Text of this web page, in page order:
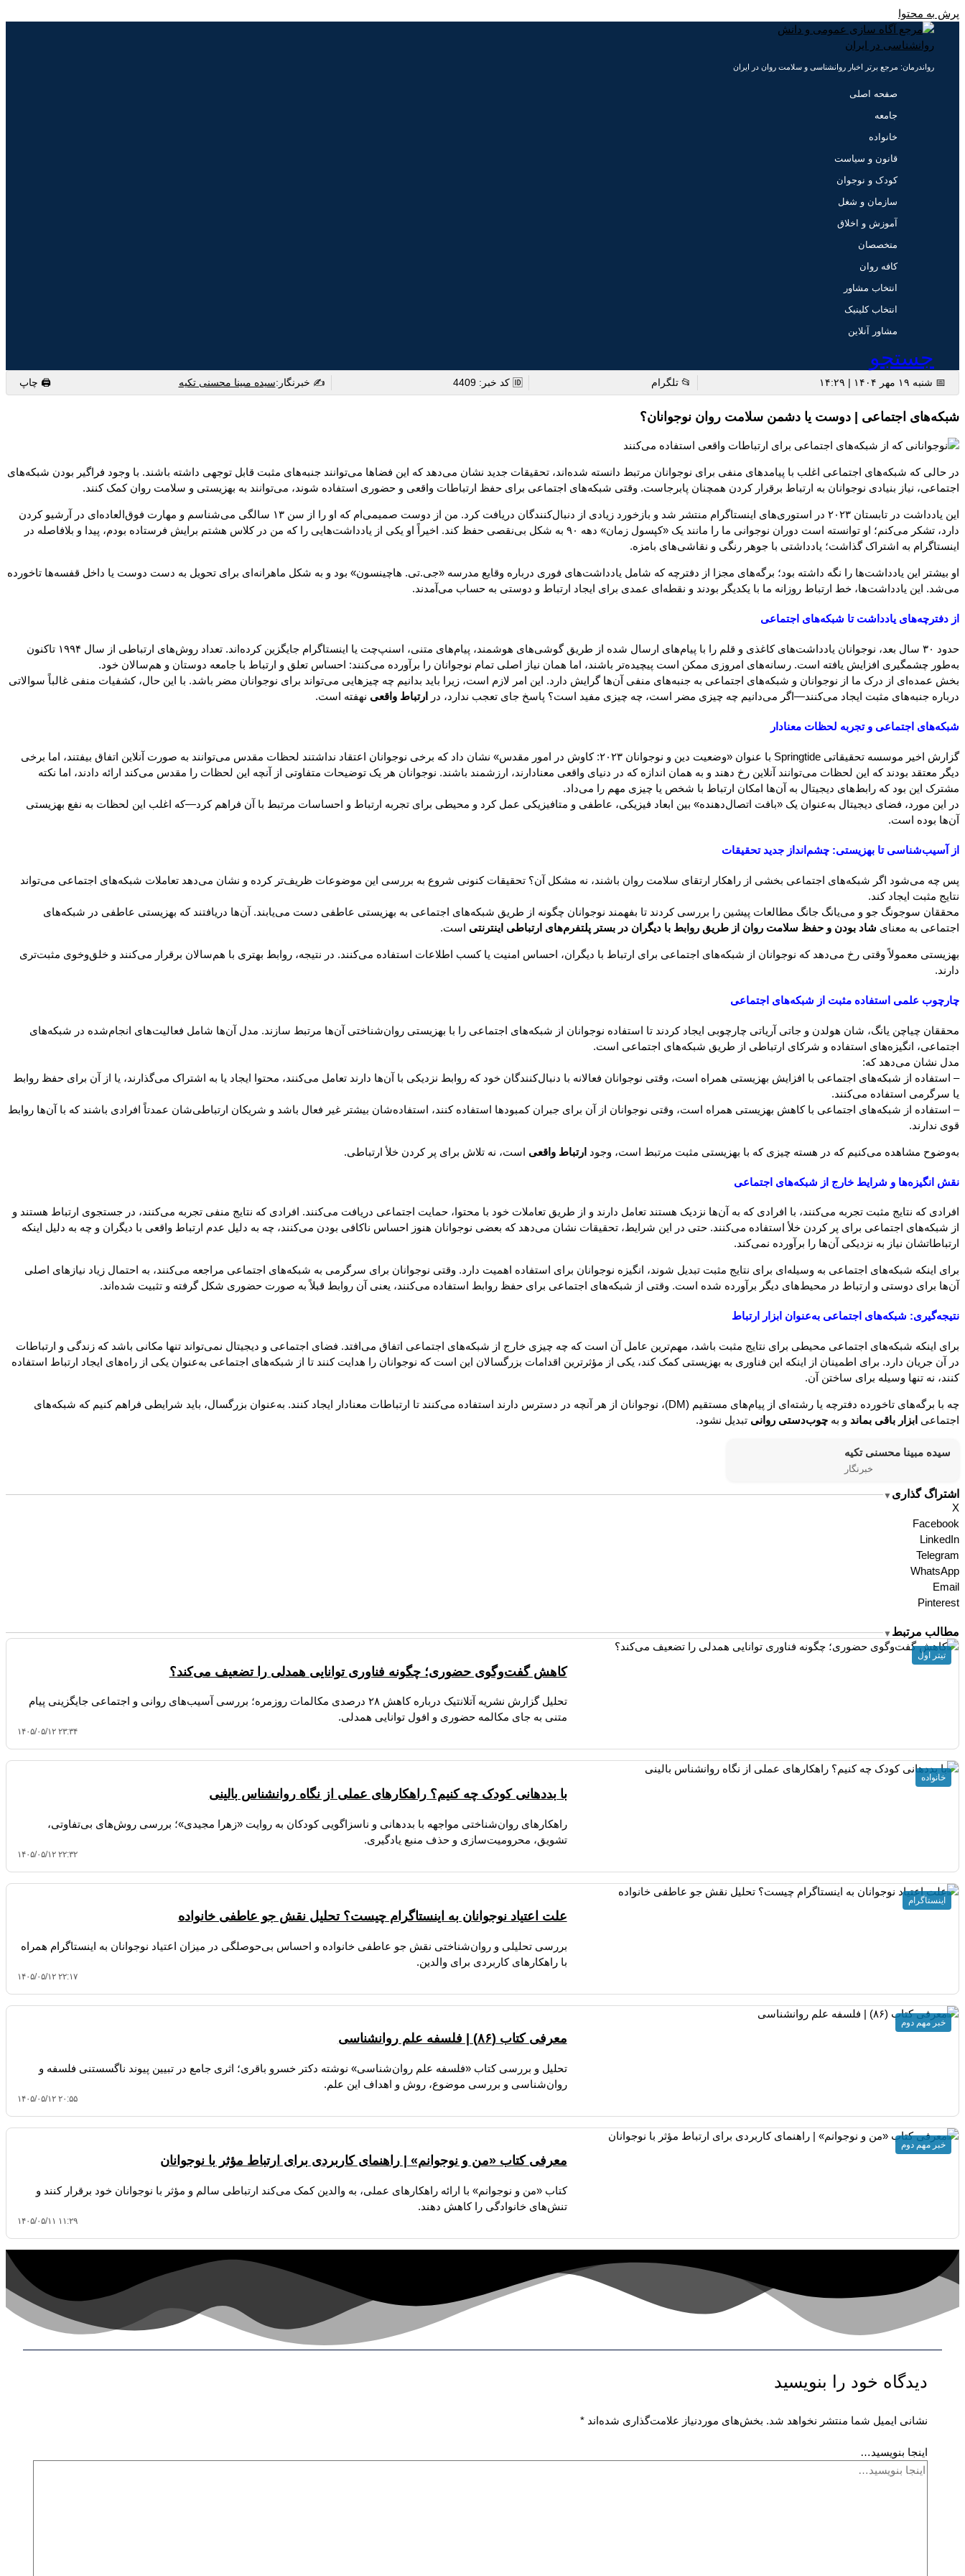
پرش به محتوا
رواندرمان: مرجع برتر اخبار روانشناسی و سلامت روان در ایران
صفحه اصلی
جامعه
خانواده
قانون و سیاست
کودک و نوجوان
سازمان و شغل
آموزش و اخلاق
متخصصان
کافه روان
انتخاب مشاور
انتخاب کلینیک
مشاور آنلاین
جستجو
📅 شنبه ۱۹ مهر ۱۴۰۴ | ۱۴:۲۹ 📂 تلگرام 🆔 کد خبر: 4409 ✍️ خبرنگار:سیده مبینا محسنی تکیه 🖨 چاپ
شبکه‌های اجتماعی | دوست یا دشمن سلامت روان نوجوانان؟
در حالی که شبکه‌های اجتماعی اغلب با پیامدهای منفی برای نوجوانان مرتبط دانسته شده‌اند، تحقیقات جدید نشان می‌دهد که این فضاها می‌توانند جنبه‌های مثبت قابل توجهی داشته باشند. با وجود فراگیر بودن شبکه‌های
اجتماعی، نیاز بنیادی نوجوانان به ارتباط برقرار کردن همچنان پابرجاست. وقتی شبکه‌های اجتماعی برای حفظ ارتباطات واقعی و حضوری استفاده شوند، می‌توانند به بهزیستی و سلامت روان کمک کنند.
این یادداشت در تابستان ۲۰۲۳ در استوری‌های اینستاگرام منتشر شد و بازخورد زیادی از دنبال‌کنندگان دریافت کرد. من از دوست صمیمی‌ام که او را از سن ۱۳ سالگی می‌شناسم و مهارت فوق‌العاده‌ای در آرشیو کردن
دارد، تشکر می‌کنم؛ او توانسته است دوران نوجوانی ما را مانند یک «کپسول زمان» دهه ۹۰ به شکل بی‌نقصی حفظ کند. اخیراً او یکی از یادداشت‌هایی را که من در کلاس هشتم برایش فرستاده بودم، پیدا و بلافاصله در
اینستاگرام به اشتراک گذاشت؛ یادداشتی با جوهر رنگی و نقاشی‌های بامزه.
او بیشتر این یادداشت‌ها را نگه داشته بود؛ برگه‌های مجزا از دفترچه که شامل یادداشت‌های فوری درباره وقایع مدرسه «جی.تی. هاچینسون» بود و به شکل ماهرانه‌ای برای تحویل به دست دوست یا داخل قفسه‌ها تاخورده
می‌شد. این یادداشت‌ها، خط ارتباط روزانه ما با یکدیگر بودند و نقطه‌ای عمدی برای ایجاد ارتباط و دوستی به حساب می‌آمدند.
از دفترچه‌های یادداشت تا شبکه‌های اجتماعی
حدود ۳۰ سال بعد، نوجوانان یادداشت‌های کاغذی و قلم را با پیام‌های ارسال شده از طریق گوشی‌های هوشمند، پیام‌های متنی، اسنپ‌چت یا اینستاگرام جایگزین کرده‌اند. تعداد روش‌های ارتباطی از سال ۱۹۹۴ تاکنون
به‌طور چشمگیری افزایش یافته است. رسانه‌های امروزی ممکن است پیچیده‌تر باشند، اما همان نیاز اصلی تمام نوجوانان را برآورده می‌کنند: احساس تعلق و ارتباط با جامعه دوستان و هم‌سالان خود.
بخش عمده‌ای از درک ما از نوجوانان و شبکه‌های اجتماعی به جنبه‌های منفی آن‌ها گرایش دارد. این امر لازم است، زیرا باید بدانیم چه چیزهایی می‌تواند برای نوجوانان مضر باشد. با این حال، کشفیات منفی غالباً سوالاتی
درباره جنبه‌های مثبت ایجاد می‌کنند—اگر می‌دانیم چه چیزی مضر است، چه چیزی مفید است؟ پاسخ جای تعجب ندارد، در
ارتباط واقعی نهفته است.
شبکه‌های اجتماعی و تجربه لحظات معنادار
گزارش اخیر موسسه تحقیقاتی Springtide با عنوان «وضعیت دین و نوجوانان ۲۰۲۳: کاوش در امور مقدس» نشان داد که برخی نوجوانان اعتقاد نداشتند لحظات مقدس می‌توانند به صورت آنلاین اتفاق بیفتند، اما برخی
دیگر معتقد بودند که این لحظات می‌توانند آنلاین رخ دهند و به همان اندازه که در دنیای واقعی معنادارند، ارزشمند باشند. نوجوانان هر یک توضیحات متفاوتی از آنچه این لحظات را مقدس می‌کند ارائه دادند، اما نکته
مشترک این بود که رابط‌های دیجیتال به آن‌ها امکان ارتباط با شخص یا چیزی مهم را می‌داد.
در این مورد، فضای دیجیتال به‌عنوان یک «بافت اتصال‌دهنده» بین ابعاد فیزیکی، عاطفی و متافیزیکی عمل کرد و محیطی برای تجربه ارتباط و احساسات مرتبط با آن فراهم کرد—که اغلب این لحظات به نفع بهزیستی
آن‌ها بوده است.
از آسیب‌شناسی تا بهزیستی: چشم‌انداز جدید تحقیقات
پس چه می‌شود اگر شبکه‌های اجتماعی بخشی از راهکار ارتقای سلامت روان باشند، نه مشکل آن؟ تحقیقات کنونی شروع به بررسی این موضوعات ظریف‌تر کرده و نشان می‌دهد تعاملات شبکه‌های اجتماعی می‌تواند
نتایج مثبت ایجاد کند.
محققان سوجونگ جو و می‌یانگ جانگ مطالعات پیشین را بررسی کردند تا بفهمند نوجوانان چگونه از طریق شبکه‌های اجتماعی به بهزیستی عاطفی دست می‌یابند. آن‌ها دریافتند که بهزیستی عاطفی در شبکه‌های
اجتماعی به معنای شاد بودن و حفظ سلامت روان از طریق روابط با دیگران در بستر پلتفرم‌های ارتباطی اینترنتی است.
بهزیستی معمولاً وقتی رخ می‌دهد که نوجوانان از شبکه‌های اجتماعی برای ارتباط با دیگران، احساس امنیت یا کسب اطلاعات استفاده می‌کنند. در نتیجه، روابط بهتری با هم‌سالان برقرار می‌کنند و خلق‌وخوی مثبت‌تری
دارند.
چارچوب علمی استفاده مثبت از شبکه‌های اجتماعی
محققان چیاچن یانگ، شان هولدن و جاتی آریاتی چارچوبی ایجاد کردند تا استفاده نوجوانان از شبکه‌های اجتماعی را با بهزیستی روان‌شناختی آن‌ها مرتبط سازند. مدل آن‌ها شامل فعالیت‌های انجام‌شده در شبکه‌های
اجتماعی، انگیزه‌های استفاده و شرکای ارتباطی از طریق شبکه‌های اجتماعی است.
مدل نشان می‌دهد که:
– استفاده از شبکه‌های اجتماعی با افزایش بهزیستی همراه است، وقتی نوجوانان فعالانه با دنبال‌کنندگان خود که روابط نزدیکی با آن‌ها دارند تعامل می‌کنند، محتوا ایجاد یا به اشتراک می‌گذارند، یا از آن برای حفظ روابط
یا سرگرمی استفاده می‌کنند.
– استفاده از شبکه‌های اجتماعی با کاهش بهزیستی همراه است، وقتی نوجوانان از آن برای جبران کمبودها استفاده کنند، استفاده‌شان بیشتر غیر فعال باشد و شریکان ارتباطی‌شان عمدتاً افرادی باشند که با آن‌ها روابط
قوی ندارند.
به‌وضوح مشاهده می‌کنیم که در هسته چیزی که با بهزیستی مثبت مرتبط است، وجود ارتباط واقعی است، نه تلاش برای پر کردن خلأ ارتباطی.
نقش انگیزه‌ها و شرایط خارج از شبکه‌های اجتماعی
افرادی که نتایج مثبت تجربه می‌کنند، با افرادی که به آن‌ها نزدیک هستند تعامل دارند و از طریق تعاملات خود با محتوا، حمایت اجتماعی دریافت می‌کنند. افرادی که نتایج منفی تجربه می‌کنند، در جستجوی ارتباط هستند و
از شبکه‌های اجتماعی برای پر کردن خلأ استفاده می‌کنند. حتی در این شرایط، تحقیقات نشان می‌دهد که بعضی نوجوانان هنوز احساس ناکافی بودن می‌کنند، چه به دلیل عدم ارتباط واقعی با دیگران و چه به دلیل اینکه
ارتباطاتشان نیاز به نزدیکی آن‌ها را برآورده نمی‌کند.
برای اینکه شبکه‌های اجتماعی به وسیله‌ای برای نتایج مثبت تبدیل شوند، انگیزه نوجوانان برای استفاده اهمیت دارد. وقتی نوجوانان برای سرگرمی به شبکه‌های اجتماعی مراجعه می‌کنند، به احتمال زیاد نیازهای اصلی
آن‌ها برای دوستی و ارتباط در محیط‌های دیگر برآورده شده است. وقتی از شبکه‌های اجتماعی برای حفظ روابط استفاده می‌کنند، یعنی آن روابط قبلاً به صورت حضوری شکل گرفته و تثبیت شده‌اند.
نتیجه‌گیری: شبکه‌های اجتماعی به‌عنوان ابزار ارتباط
برای اینکه شبکه‌های اجتماعی محیطی برای نتایج مثبت باشد، مهم‌ترین عامل آن است که چه چیزی خارج از شبکه‌های اجتماعی اتفاق می‌افتد. فضای اجتماعی و دیجیتال نمی‌تواند تنها مکانی باشد که زندگی و ارتباطات
در آن جریان دارد. برای اطمینان از اینکه این فناوری به بهزیستی کمک کند، یکی از مؤثرترین اقدامات بزرگسالان این است که نوجوانان را هدایت کنند تا از شبکه‌های اجتماعی به‌عنوان یکی از راه‌های ایجاد ارتباط استفاده
کنند، نه تنها وسیله برای ساختن آن.
چه با برگه‌های تاخورده دفترچه یا رشته‌ای از پیام‌های مستقیم (DM)، نوجوانان از هر آنچه در دسترس دارند استفاده می‌کنند تا ارتباطات معنادار ایجاد کنند. به‌عنوان بزرگسال، باید شرایطی فراهم کنیم که شبکه‌های
اجتماعی ابزار باقی بماند و به چوب‌دستی روانی تبدیل نشود.
سیده مبینا محسنی تکیه
خبرنگار
اشتراگ گذاری ▼
X
Facebook
LinkedIn
Telegram
WhatsApp
Email
Pinterest
مطالب مرتبط ▼
کاهش گفت‌وگوی حضوری؛ چگونه فناوری توانایی همدلی را تضعیف می‌کند؟
تحلیل گزارش نشریه آتلانتیک درباره کاهش ۲۸ درصدی مکالمات روزمره؛ بررسی آسیب‌های روانی و اجتماعی جایگزینی پیام
متنی به جای مکالمه حضوری و افول توانایی همدلی.
۱۴۰۵/۰۵/۱۲ ۲۳:۳۴
تیتر اول
با بددهانی کودک چه کنیم؟ راهکارهای عملی از نگاه روانشناس بالینی
راهکارهای روان‌شناختی مواجهه با بددهانی و ناسزاگویی کودکان به روایت «زهرا مجیدی»؛ بررسی روش‌های بی‌تفاوتی،
تشویق، محرومیت‌سازی و حذف منبع یادگیری.
۱۴۰۵/۰۵/۱۲ ۲۲:۳۲
خانواده
علت اعتیاد نوجوانان به اینستاگرام چیست؟ تحلیل نقش جو عاطفی خانواده
بررسی تحلیلی و روان‌شناختی نقش جو عاطفی خانواده و احساس بی‌حوصلگی در میزان اعتیاد نوجوانان به اینستاگرام همراه
با راهکارهای کاربردی برای والدین.
۱۴۰۵/۰۵/۱۲ ۲۲:۱۷
اینستاگرام
معرفی کتاب (۸۶) | فلسفه علم روانشناسی
تحلیل و بررسی کتاب «فلسفه علم روان‌شناسی» نوشته دکتر خسرو باقری؛ اثری جامع در تبیین پیوند ناگسستنی فلسفه و
روان‌شناسی و بررسی موضوع، روش و اهداف این علم.
۱۴۰۵/۰۵/۱۲ ۲۰:۵۵
خبر مهم دوم
معرفی کتاب «من و نوجوانم» | راهنمای کاربردی برای ارتباط مؤثر با نوجوانان
کتاب «من و نوجوانم» با ارائه راهکارهای عملی، به والدین کمک می‌کند ارتباطی سالم و مؤثر با نوجوانان خود برقرار کنند و
تنش‌های خانوادگی را کاهش دهند.
۱۴۰۵/۰۵/۱۱ ۱۱:۲۹
خبر مهم دوم
دیدگاه‌ خود را بنویسید
نشانی ایمیل شما منتشر نخواهد شد. بخش‌های موردنیاز علامت‌گذاری شده‌اند *
اینجا بنویسید…